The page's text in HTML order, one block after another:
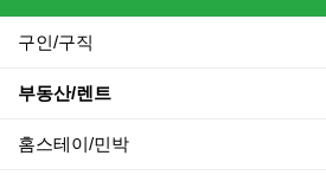
구인/구직
부동산/렌트
홈스테이/민박